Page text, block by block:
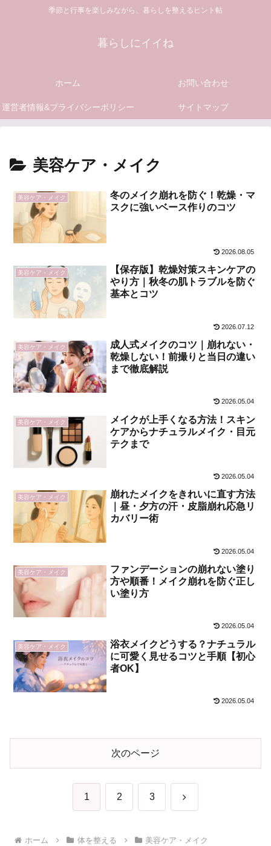
季節と行事を楽しみながら、暮らしを整えるヒント帖
暮らしにイイね
ホーム お問い合わせ
運営者情報&プライバシーポリシー サイトマップ
美容ケア・メイク
美容ケア・メイク
冬のメイク崩れを防ぐ！乾燥・マ
スクに強いベース作りのコツ
2026.08.05
美容ケア・メイク
【保存版】乾燥対策スキンケアの
やり方｜秋冬の肌トラブルを防ぐ
基本とコツ
2026.07.12
美容ケア・メイク
成人式メイクのコツ｜崩れない・
乾燥しない！前撮りと当日の違い
まで徹底解説
2026.05.04
美容ケア・メイク
メイクが上手くなる方法！スキン
ケアからナチュラルメイク・目元
テクまで
2026.05.04
美容ケア・メイク
崩れたメイクをきれいに直す方法
｜昼・夕方の汗・皮脂崩れ応急リ
カバリー術
2026.05.04
美容ケア・メイク
ファンデーションの崩れない塗り
方や順番！メイク崩れを防ぐ正し
い塗り方
2026.05.04
美容ケア・メイク
浴衣メイクどうする？ナチュラル
に可愛く見せるコツと手順【初心
者OK】
2026.05.04
次のページ
1 2 3 次
ホーム 体を整える 美容ケア・メイク